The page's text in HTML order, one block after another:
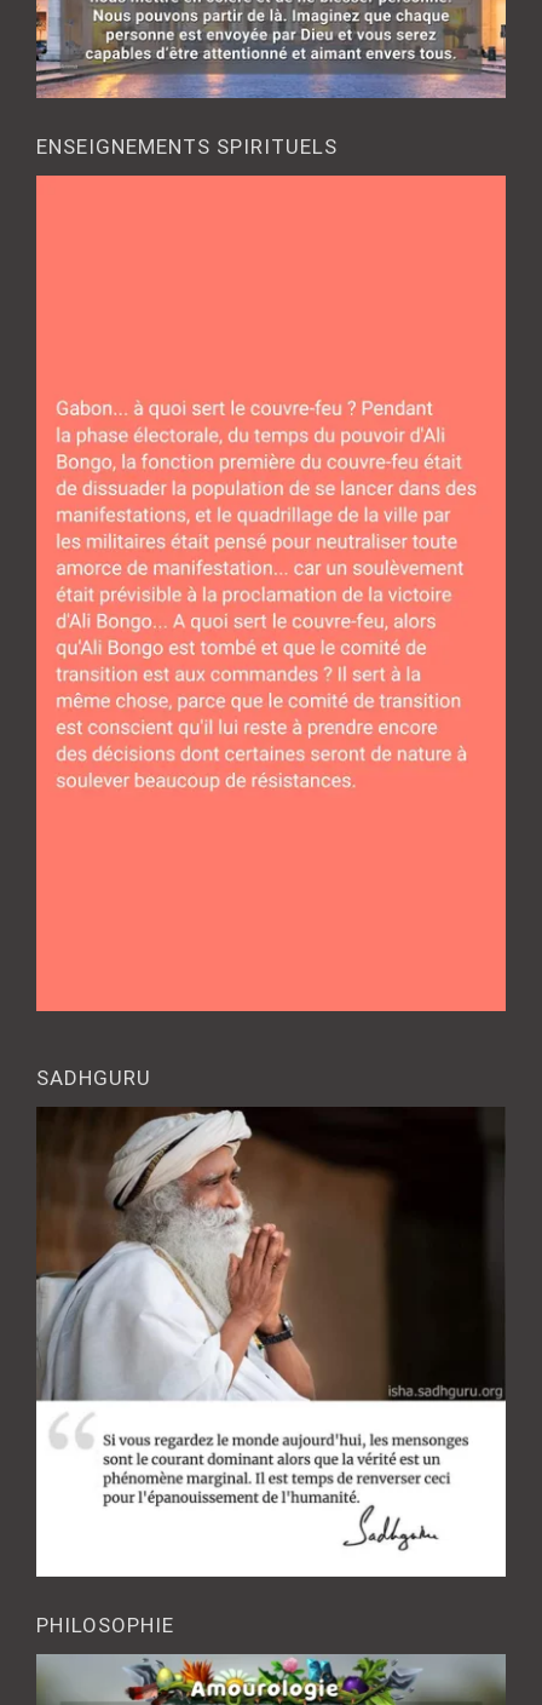
ENSEIGNEMENTS SPIRITUELS
SADHGURU
PHILOSOPHIE